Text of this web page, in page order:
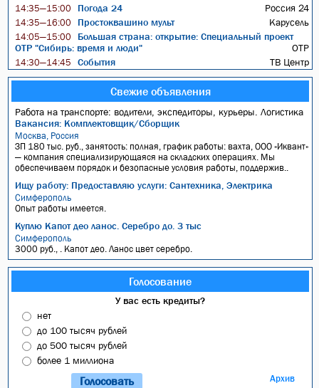
14:35—15:00 Погода 24 Россия 24
14:35—16:00 Простоквашино мульт Карусель
14:05—15:00
Большая страна: открытие: Специальный проект
ОТР "Сибирь: время и люди"
ОТР
14:30—14:45 События ТВ Центр
Свежие объявления
Работа на транспорте: водители, экспедиторы, курьеры. Логистика
Вакансия: Комплектовщик/Сборщик
Москва, Россия
ЗП 180 тыс. руб., занятость: полная, график работы: вахта, ООО «Иквант»
— компания специализирующаяся на складских операциях. Мы
обеспечиваем порядок и безопасные условия работы, поддержив..
Ищу работу: Предоставляю услуги: Сантехника, Электрика
Симферополь
Опыт работы имеется.
Куплю Капот део ланос. Серебро до. 3 тыс
Симферополь
3000 руб., . Капот део. Ланос цвет серебро.
Голосование
У вас есть кредиты?
нет
до 100 тысяч рублей
до 500 тысяч рублей
более 1 миллиона
Архив